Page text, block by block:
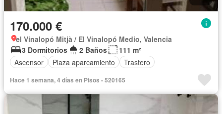
170.000 €
el Vinalopó Mitjà / El Vinalopó Medio, Valencia
3 Dormitorios
2 Baños
111 m²
Ascensor
Plaza aparcamiento Trastero
Hace 1 semana, 4 días en Pisos - 520165